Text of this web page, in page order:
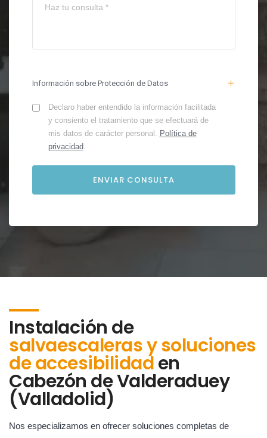
Información sobre Protección de Datos
Declaro haber entendido la información facilitada
y consiento el tratamiento que se efectuará de
mis datos de carácter personal. Política de
privacidad.
Instalación de
salvaescaleras y soluciones
de accesibilidaden
Cabezón de Valderaduey
(Valladolid)
Nos especializamos en ofrecer soluciones completas de